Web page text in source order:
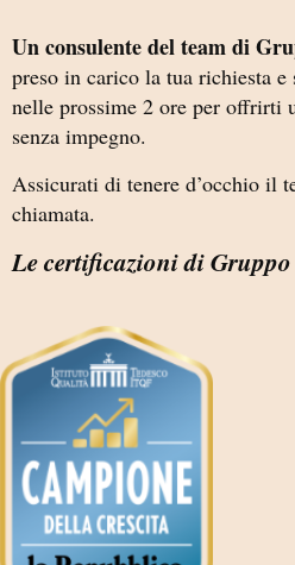
Un consulente del team di
preso in carico la tua richiesta
nelle prossime 2 ore per offrirti
senza impegno.
Assicurati di tenere d’occhio il
chiamata.
Le certificazioni di